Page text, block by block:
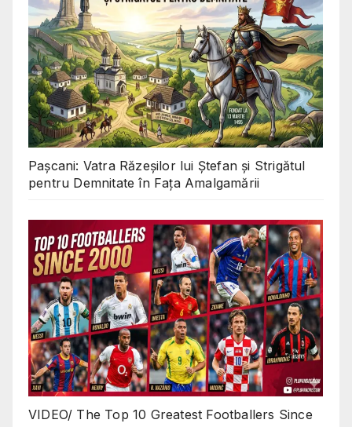
Pașcani: Vatra Răzeșilor lui Ștefan și Strigătul
pentru Demnitate în Fața Amalgamării
VIDEO/ The Top 10 Greatest Footballers Since